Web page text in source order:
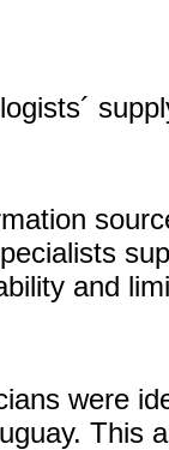
and
were
This